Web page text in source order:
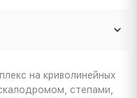
на криволинейных
степами,